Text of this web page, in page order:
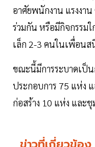
อาศัยพนักงาน แรงงา
ร่วมกัน หรือมีกิจกรรม
เล็ก 2-3 คนในเพื่อน
ขณะนี้มีการระบาดเป็
ประกอบการ 75 แห่ง
ก่อสร้าง 10 แห่ง และ